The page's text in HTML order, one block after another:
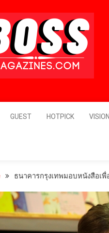
Vision
12 เม
ตั๋วเครื่
GUEST HOTPICK VISION
ธนาคารกรุงเทพมอบหนังสือเ